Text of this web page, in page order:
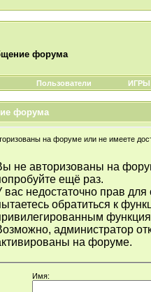
форума
Пользователи ИГРЫ
форума
на форуме или не имеете
не авторизованы на
ещё раз.
вас недостаточно прав
обратиться к
администратор
на форуме.
Имя: